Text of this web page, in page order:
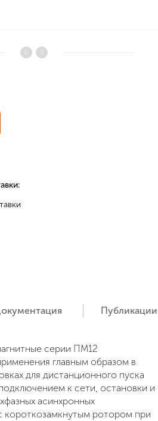
Публикации
серии ПМ12
главным образом в
для дистанционного пуска
к сети, остановки и
асинхронных
короткозамкнутым ротором при